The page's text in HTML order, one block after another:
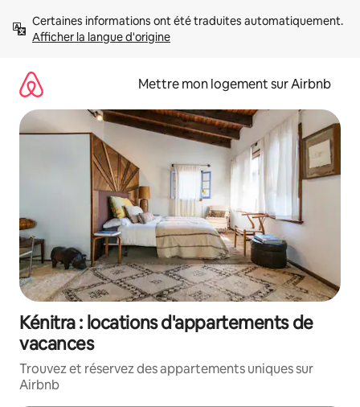
directement
Afficher la langue d'origine
Mettre mon logement sur Airbnb
Kénitra : locations d'appartements de
vacances
Trouvez et réservez des appartements uniques sur
Airbnb